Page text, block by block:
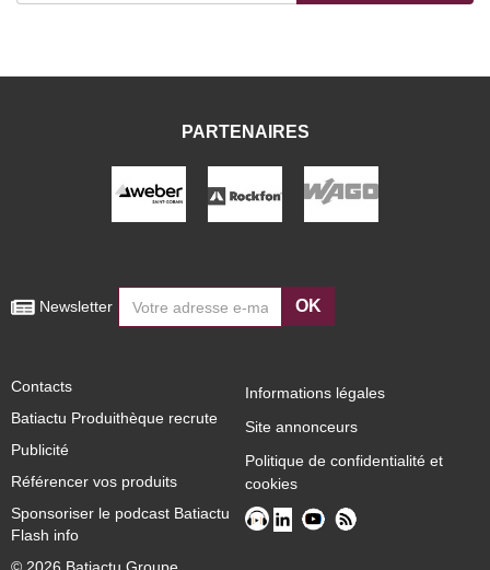
PARTENAIRES
Newsletter OK
Contacts
Batiactu Produithèque recrute
Publicité
Référencer vos produits
Sponsoriser le podcast Batiactu
Flash info
Informations légales
Site annonceurs
Politique de confidentialité et
cookies